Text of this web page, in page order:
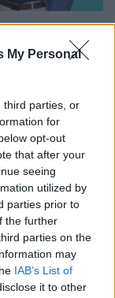
My Personal
third parties, or
for
opt-out
that after your
seeing
utilized by
parties prior to
the further
parties on the
may
IAB’s List of
it to other
között